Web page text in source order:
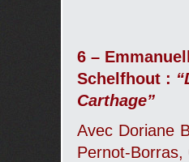
6 –
Schelfhout :
Carthage”
Avec Doriane
Pernot-Borras,